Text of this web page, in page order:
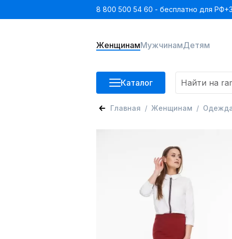
8 800 500 54 60 - бесплатно для РФ
ЖенщинамМужчинамДетям
Каталог
Главная Женщинам